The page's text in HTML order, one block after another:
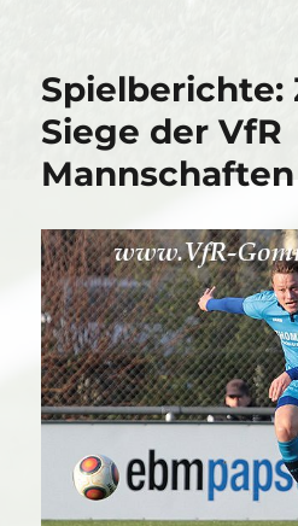
Spielberichte:
Siege der VfR
Mannschaften